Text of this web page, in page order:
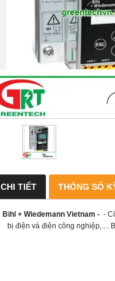
CHI TIẾT THÔNG SỐ
Bihl + Wiedemann Vietnam - -
bị điện và điện công nghiệp,....